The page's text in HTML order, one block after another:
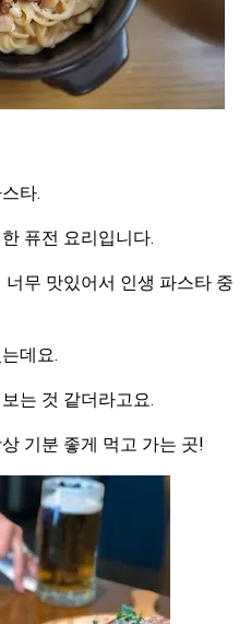
타.
퓨전 요리입니다.
무 맛있어서 인생 파스타 중
데요.
는 것 같더라고요.
기분 좋게 먹고 가는 곳!